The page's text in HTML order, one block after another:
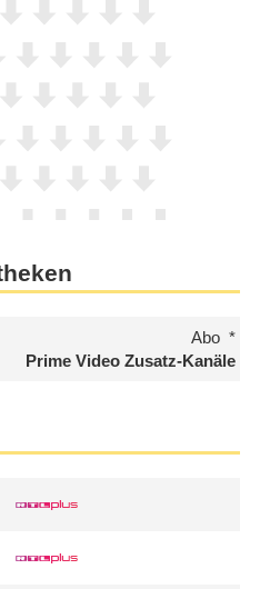
Abo
Prime Video Zusatz-Kanäle